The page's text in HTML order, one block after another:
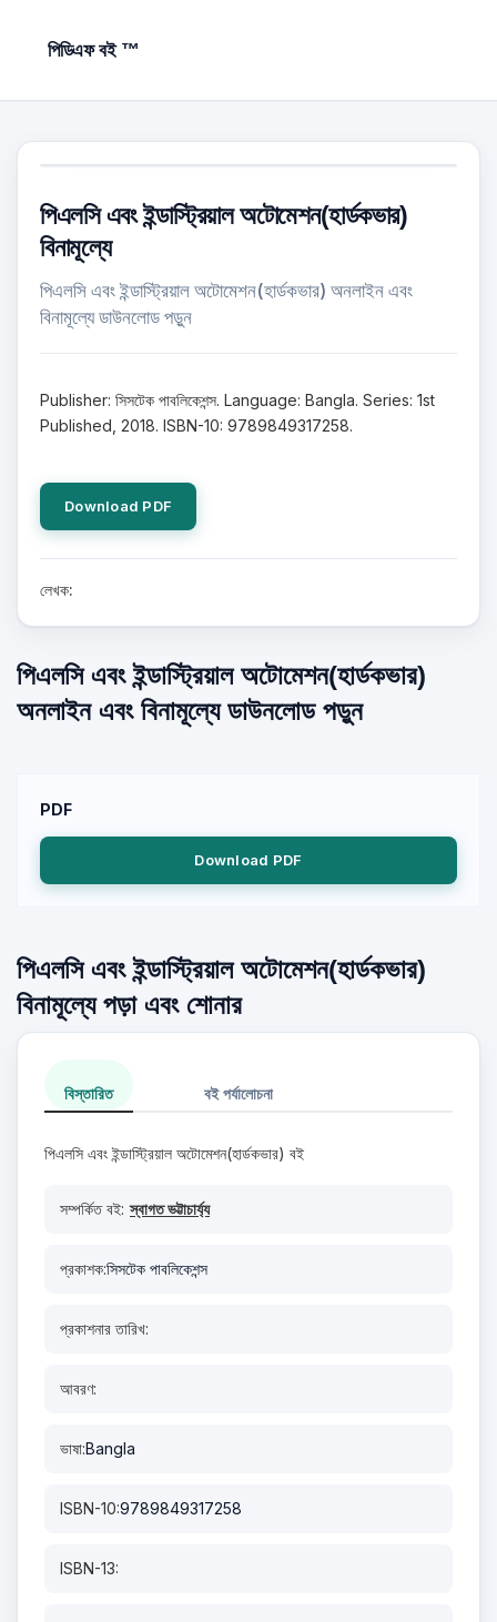
পিডিএফ বই ™
পিএলসি এবং ইন্ডাস্ট্রিয়াল অটোমেশন(হার্ডকভার)
বিনামূল্যে
পিএলসি এবং ইন্ডাস্ট্রিয়াল অটোমেশন(হার্ডকভার) অনলাইন এবং
বিনামূল্যে ডাউনলোড পড়ুন
Publisher: সিসটেক পাবলিকেশন্স. Language: Bangla. Series: 1st
Published, 2018. ISBN-10: 9789849317258.
Download PDF
লেখক:
পিএলসি এবং ইন্ডাস্ট্রিয়াল অটোমেশন(হার্ডকভার)
অনলাইন এবং বিনামূল্যে ডাউনলোড পড়ুন
PDF
Download PDF
পিএলসি এবং ইন্ডাস্ট্রিয়াল অটোমেশন(হার্ডকভার)
বিনামূল্যে পড়া এবং শোনার
বিস্তারিত বই পর্যালোচনা
পিএলসি এবং ইন্ডাস্ট্রিয়াল অটোমেশন(হার্ডকভার) বই
সম্পর্কিত বই: স্বাগত ভট্টাচার্য্য
প্রকাশক:সিসটেক পাবলিকেশন্স
প্রকাশনার তারিখ:
আবরণ:
ভাষা:Bangla
ISBN-10:9789849317258
ISBN-13: